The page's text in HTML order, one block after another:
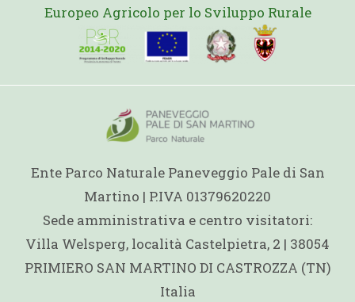
Europeo Agricolo per lo Sviluppo Rurale
Ente Parco Naturale Paneveggio Pale di San
Martino | P.IVA 01379620220
Sede amministrativa e centro visitatori:
Villa Welsperg, località Castelpietra, 2 | 38054
PRIMIERO SAN MARTINO DI CASTROZZA (TN)
Italia